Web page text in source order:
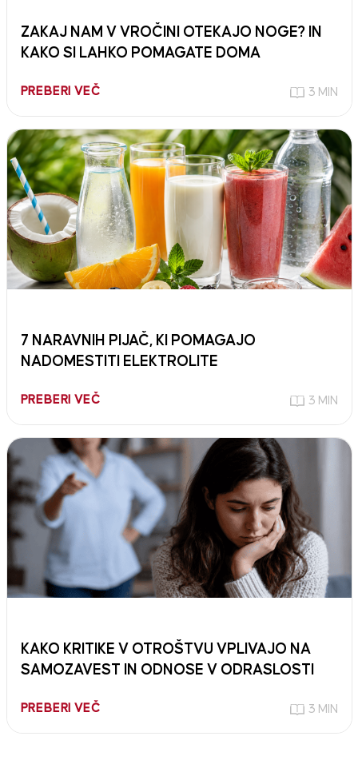
ZAKAJ NAM V VROČINI OTEKAJO NOGE? IN
KAKO SI LAHKO POMAGATE DOMA
PREBERI VEČ 3 MIN
7 NARAVNIH PIJAČ, KI POMAGAJO
NADOMESTITI ELEKTROLITE
PREBERI VEČ 3 MIN
KAKO KRITIKE V OTROŠTVU VPLIVAJO NA
SAMOZAVEST IN ODNOSE V ODRASLOSTI
PREBERI VEČ 3 MIN